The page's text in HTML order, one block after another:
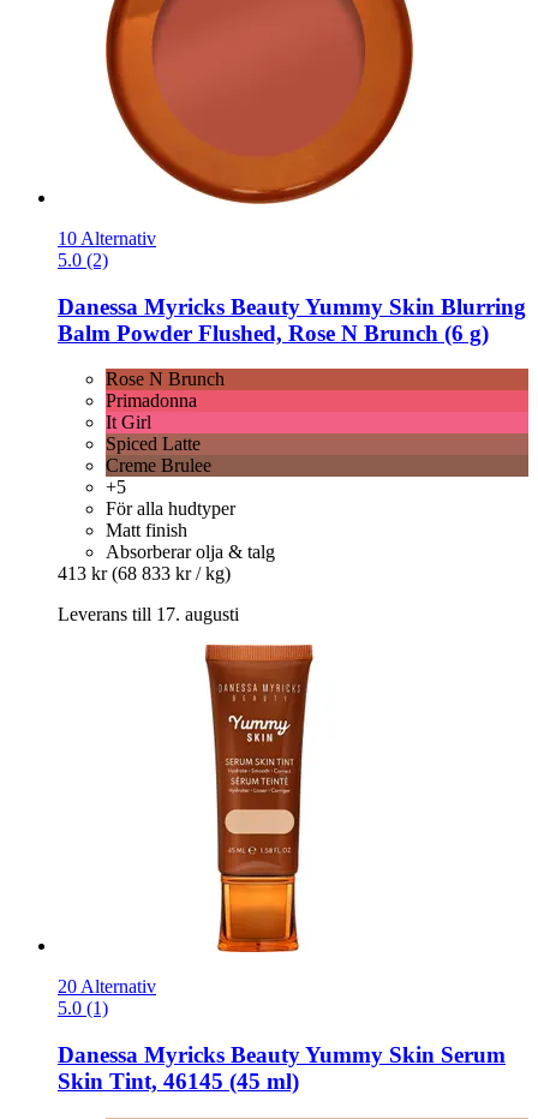
10 Alternativ
5.0 (2)
Danessa Myricks BeautyYummy Skin Blurring
Balm Powder Flushed, Rose N Brunch (6 g)
Rose N Brunch
Primadonna
It Girl
Spiced Latte
Creme Brulee
+5
För alla hudtyper
Matt finish
Absorberar olja & talg
413 kr (68 833 kr / kg)
Leverans till 17. augusti
20 Alternativ
5.0 (1)
Danessa Myricks BeautyYummy Skin Serum
Skin Tint, 46145 (45 ml)